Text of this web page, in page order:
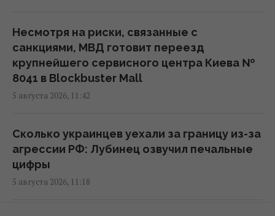
Путин назначил нового командующего
Войсками беспилотных систем, – Reuters
16:54 среда, 05 августа 2026
Ольге Стефанишиной, - СМИ
15:30 среда, 05 августа 2026
В Германии дрон со взрывчаткой атаковал
Несмотря на риски, связанные с
санкциями, МВД готовит переезд
крупнейшего сервисного центра Киева №
8041 в Blockbuster Mall
5 августа 2026, 11:42
Сколько украинцев уехали за границу из-за
агрессии РФ: Лубинец озвучил печальные
цифры
5 августа 2026, 11:18